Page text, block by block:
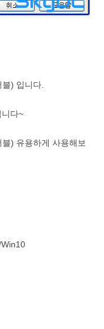
) 입니다.
다~
) 유용하게 사용해보